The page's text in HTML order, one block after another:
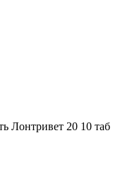
Лонтривет 20 10 таб